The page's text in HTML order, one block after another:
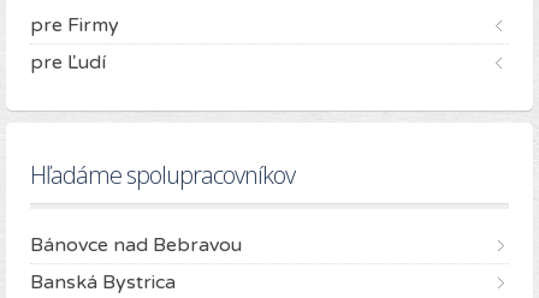
pre Firmy
pre Ľudí
Hľadáme spolupracovníkov
Bánovce nad Bebravou
Banská Bystrica